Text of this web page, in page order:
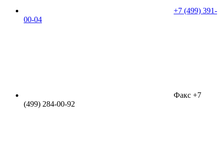
+7 (499) 391-
00-04
Факс +7
(499) 284-00-92